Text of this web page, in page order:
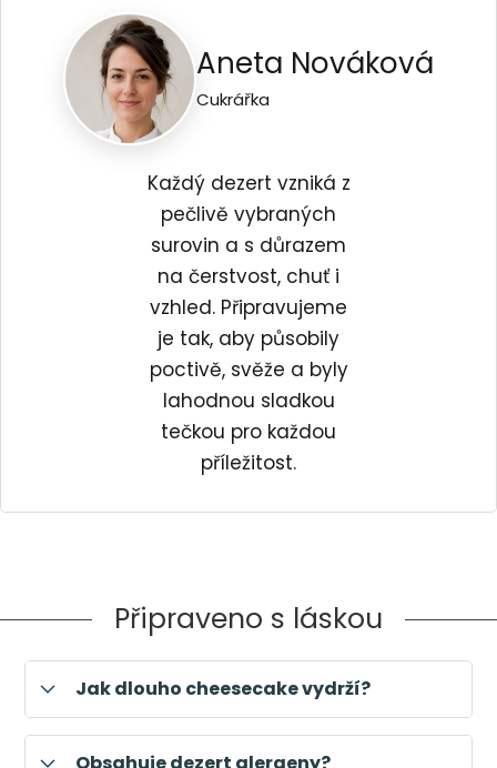
Aneta Nováková
Cukrářka
Každý dezert vzniká z
pečlivě vybraných
surovin a s důrazem
na čerstvost, chuť i
vzhled. Připravujeme
je tak, aby působily
poctivě, svěže a byly
lahodnou sladkou
tečkou pro každou
příležitost.
Připraveno s láskou
Jak dlouho cheesecake vydrží?
Obsahuje dezert alergeny?